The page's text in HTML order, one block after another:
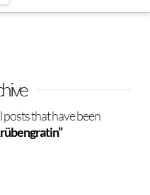
posts that have been